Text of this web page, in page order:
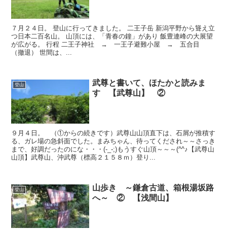
７月２４日。 登山に行ってきました。 二王子岳 新潟平野から聳え立
つ日本二百名山。 山頂には、「青春の鐘」があり 飯豊連峰の大展望
が広がる。 行程 二王子神社 → 一王子避難小屋 → 五合目
（撤退） 世間は、...
登山
武尊と書いて、ほたかと読みま
す 【武尊山】 ②
９月４日。 （①からの続きです）武尊山山頂直下は、石屑が推積す
る、ガレ場の急斜面でした。まみちゃん、待ってくだされ～～さっき
まで、好調だったのにな・・・(-_-;)もうすぐ山頂～～～(^^♪【武尊山
山頂】武尊山、沖武尊（標高２１５８ｍ）登り...
登山
山歩き ～鎌倉古道、箱根湯坂路
へ～ ② 【浅間山】